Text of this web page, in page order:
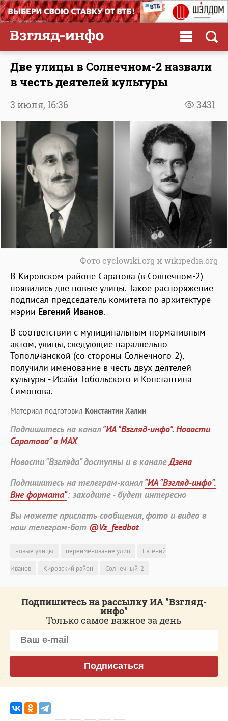
Две улицы в Солнечном-2 назвали
в честь деятелей культуры
3431
3 июля, 16:36
Фото cyclowiki.org и wikipedia.org
В Кировском районе Саратова (в Солнечном-2)
появились две новые улицы. Такое распоряжение
подписал председатель комитета по архитектуре
мэрии Евгений Иванов.
В соответствии с муниципальным нормативным
актом, улицы, следующие параллельно
Топольчанской (со стороны Солнечного-2),
получили именование в честь двух деятелей
культуры - Исайи Тобольского и Константина
Симонова.
Материал подготовил Константин Халин
Подпишитесь на канал"ИА "Взгляд-инфо". Новости
Саратова" в MAX
Новости "Взгляда" доступны и в каналеДзена
Подпишитесь на телеграм-канал"ИА "Взгляд-инфо".
Вне формата": заходите - будет интересно
Вы можете прислать сообщения, фото и видео в
наш телеграм-бот @Vz_feedbot
новые улицы переименование улиц
Евгений
Иванов
Кировский район Солнечный-2
Подпишитесь на рассылку ИА "Взгляд-
инфо"
Только самое важное за день
Подписаться